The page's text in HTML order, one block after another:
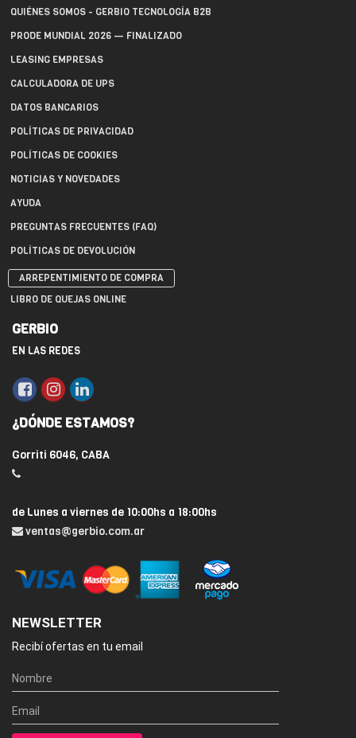
QUIÉNES SOMOS - GERBIO TECNOLOGÍA B2B
PRODE MUNDIAL 2026 — FINALIZADO
LEASING EMPRESAS
CALCULADORA DE UPS
DATOS BANCARIOS
POLÍTICAS DE PRIVACIDAD
POLÍTICAS DE COOKIES
NOTICIAS Y NOVEDADES
AYUDA
PREGUNTAS FRECUENTES (FAQ)
POLÍTICAS DE DEVOLUCIÓN
ARREPENTIMIENTO DE COMPRA
LIBRO DE QUEJAS ONLINE
GERBIO
EN LAS REDES
¿DÓNDE ESTAMOS?
Gorriti 6046, CABA
de Lunes a viernes de 10:00hs a 18:00hs
ventas@gerbio.com.ar
NEWSLETTER
Recibí ofertas en tu email